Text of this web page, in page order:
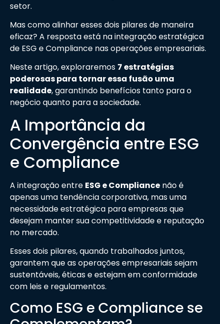
setor.
Mas como alinhar esses dois pilares de maneira
eficaz? A resposta está na integração estratégica
de ESG e Compliance nas operações empresariais.
Neste artigo, exploraremos 7 estratégias
poderosas para tornar essa fusão uma
realidade, garantindo benefícios tanto para o
negócio quanto para a sociedade.
A Importância da
Convergência entre ESG
e Compliance
A integração entre ESG e Compliance não é
apenas uma tendência corporativa, mas uma
necessidade estratégica para empresas que
desejam manter sua competitividade e reputação
no mercado.
Esses dois pilares, quando trabalhados juntos,
garantem que as operações empresariais sejam
sustentáveis, éticas e estejam em conformidade
com leis e regulamentos.
Como ESG e Compliance se